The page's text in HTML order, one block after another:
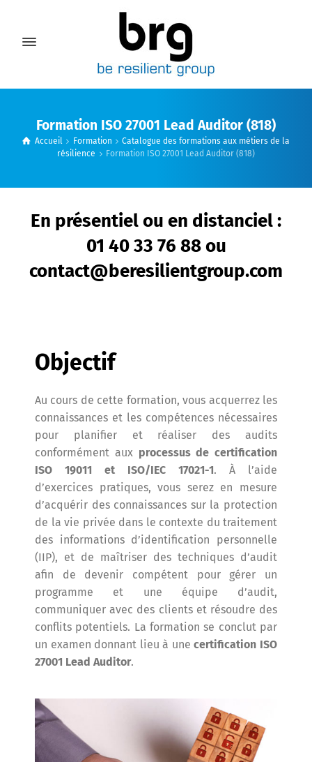
Formation ISO 27001 Lead Auditor (818)
Accueil Formation
Catalogue des formations aux métiers de la
résilience
Formation ISO 27001 Lead Auditor (818)
En présentiel ou en distanciel :
01 40 33 76 88 ou
contact@beresilientgroup.com
Objectif
Au cours de cette formation, vous acquerrez les
connaissances et les compétences nécessaires
pour planifier et réaliser des audits
conformément aux processus de certification
ISO 19011 et ISO/IEC 17021-1. À l’aide
d’exercices pratiques, vous serez en mesure
d’acquérir des connaissances sur la protection
de la vie privée dans le contexte du traitement
des informations d’identification personnelle
(IIP), et de maîtriser des techniques d’audit
afin de devenir compétent pour gérer un
programme et une équipe d’audit,
communiquer avec des clients et résoudre des
conflits potentiels. La formation se conclut par
un examen donnant lieu à unecertification ISO
27001 Lead Auditor.